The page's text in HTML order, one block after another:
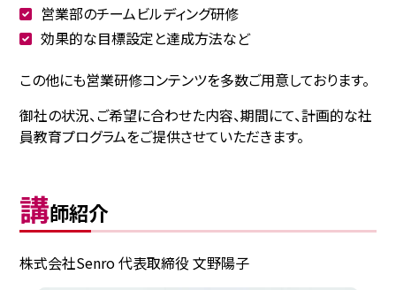
営業部のチームビルディング研修
効果的な目標設定と達成方法など
この他にも営業研修コンテンツを多数ご用意しております。
御社の状況、ご希望に合わせた内容、期間にて、計画的な社
員教育プログラムをご提供させていただきます。
講師紹介
株式会社Senro 代表取締役 文野陽子